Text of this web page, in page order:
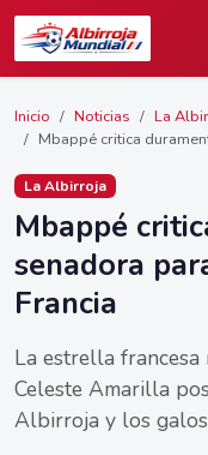
Inicio Noticias
La
Mbappé critica
La Albirroja
Mbappé
senadora
Francia
La estrella francesa
Celeste Amarilla
Albirroja y los